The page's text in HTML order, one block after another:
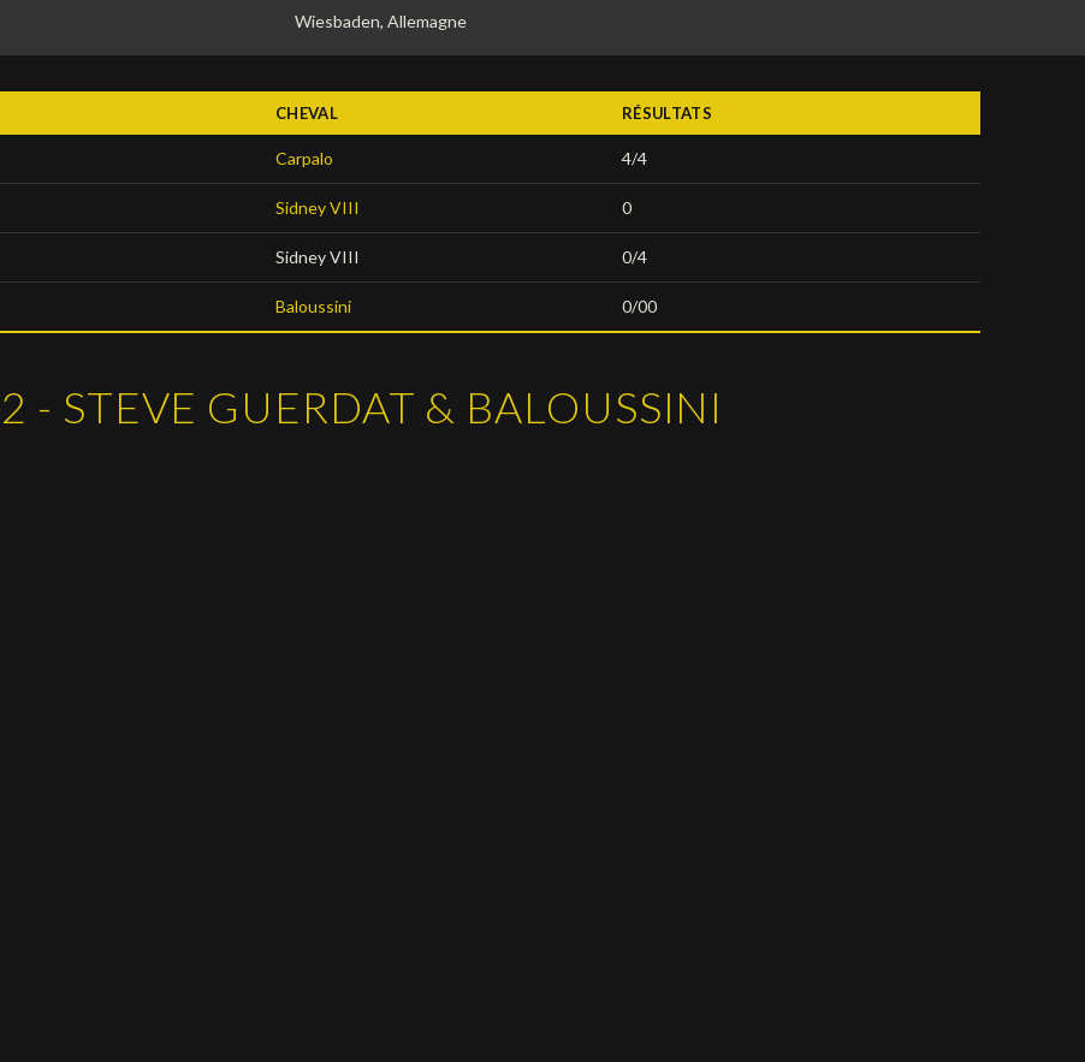
Wiesbaden, Allemagne
CHEVAL RÉSULTATS
Carpalo 4/4
Sidney VIII 0
Sidney VIII 0/4
Baloussini 0/00
- STEVE GUERDAT & BALOUSSINI